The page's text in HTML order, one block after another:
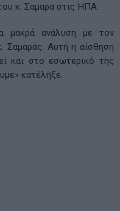
κ. Σαμαρά στις ΗΠΑ.
μακρά ανάλυση με τον
Αυτή η αίσθηση
και στο εσωτερικό της
κατέληξε.